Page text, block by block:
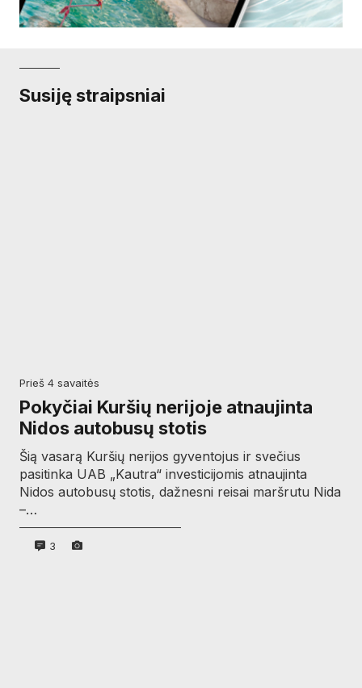
Susiję straipsniai
prieš 4 savaitės
Pokyčiai Kuršių nerijoje atnaujinta
Nidos autobusų stotis
Šią vasarą Kuršių nerijos gyventojus ir svečius
pasitinka UAB „Kautra“ investicijomis atnaujinta
Nidos autobusų stotis, dažnesni reisai maršrutu Nida
–…
3